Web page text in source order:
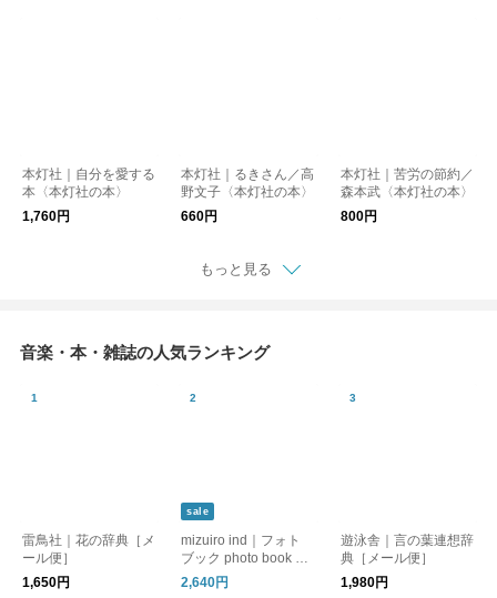
本灯社｜自分を愛する
本〈本灯社の本〉
1,760円
本灯社｜るきさん／高
野文子〈本灯社の本〉
660円
本灯社｜苦労の節約／
森本武〈本灯社の本〉
800円
もっと見る
音楽・本・雑誌の人気ランキング
雷鳥社｜花の辞典［メ
ール便］
1,650円
sale
mizuiro ind｜フォト
ブック photo book 写
真集 ミズイロインド
2,640円
遊泳舎｜言の葉連想辞
典［メール便］
1,980円